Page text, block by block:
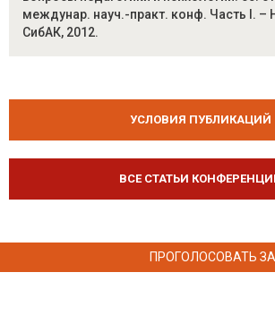
междунар. науч.-практ. конф. Часть I. –
СибАК, 2012.
УСЛОВИЯ ПУБЛИКАЦИЙ
ВСЕ СТАТЬИ
ПРОГОЛОСОВАТЬ